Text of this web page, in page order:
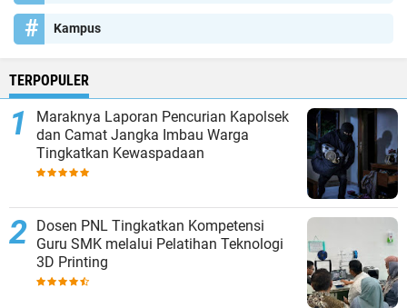
Kampus
TERPOPULER
Maraknya Laporan Pencurian Kapolsek
dan Camat Jangka Imbau Warga
Tingkatkan Kewaspadaan
Dosen PNL Tingkatkan Kompetensi
Guru SMK melalui Pelatihan Teknologi
3D Printing